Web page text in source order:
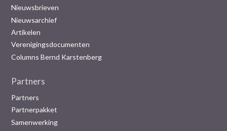
Nieuwsbrieven
Nieuwsarchief
Artikelen
Verenigingsdocumenten
Columns Bernd Karstenberg
Partners
Partners
Partnerpakket
Samenwerking